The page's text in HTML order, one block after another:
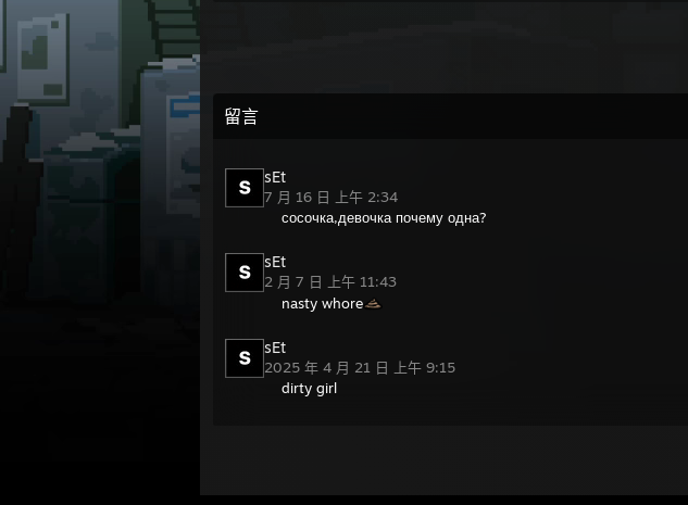
留言
sEt
7 月 16 日 上午 2:34
сосочка,девочка почему одна?
sEt
2 月 7 日 上午 11:43
nasty whore
sEt
2025 年 4 月 21 日 上午 9:15
dirty girl